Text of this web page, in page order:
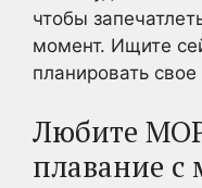
чтобы
момент. Ищите
планировать
Любите
плавание с